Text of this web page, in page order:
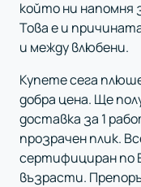
който ни напомня
Това е и
и между влюбени.
Купете сега
добра цена. Ще
доставка за 1
прозрачен плик.
сертифициран по
възрасти.